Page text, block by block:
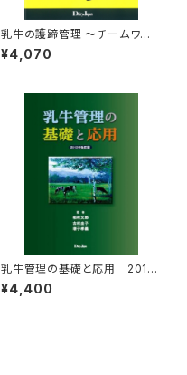
乳牛の護蹄管理 ～チームワー
クを発揮して牛も農場も快適に
～
¥4,070
乳牛管理の基礎と応用 2012
年改訂版
¥4,400